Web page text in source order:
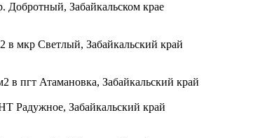
Добротный, Забайкальском крае
в мкр Светлый, Забайкальский край
в пгт Атамановка, Забайкальский край
Радужное, Забайкальский край